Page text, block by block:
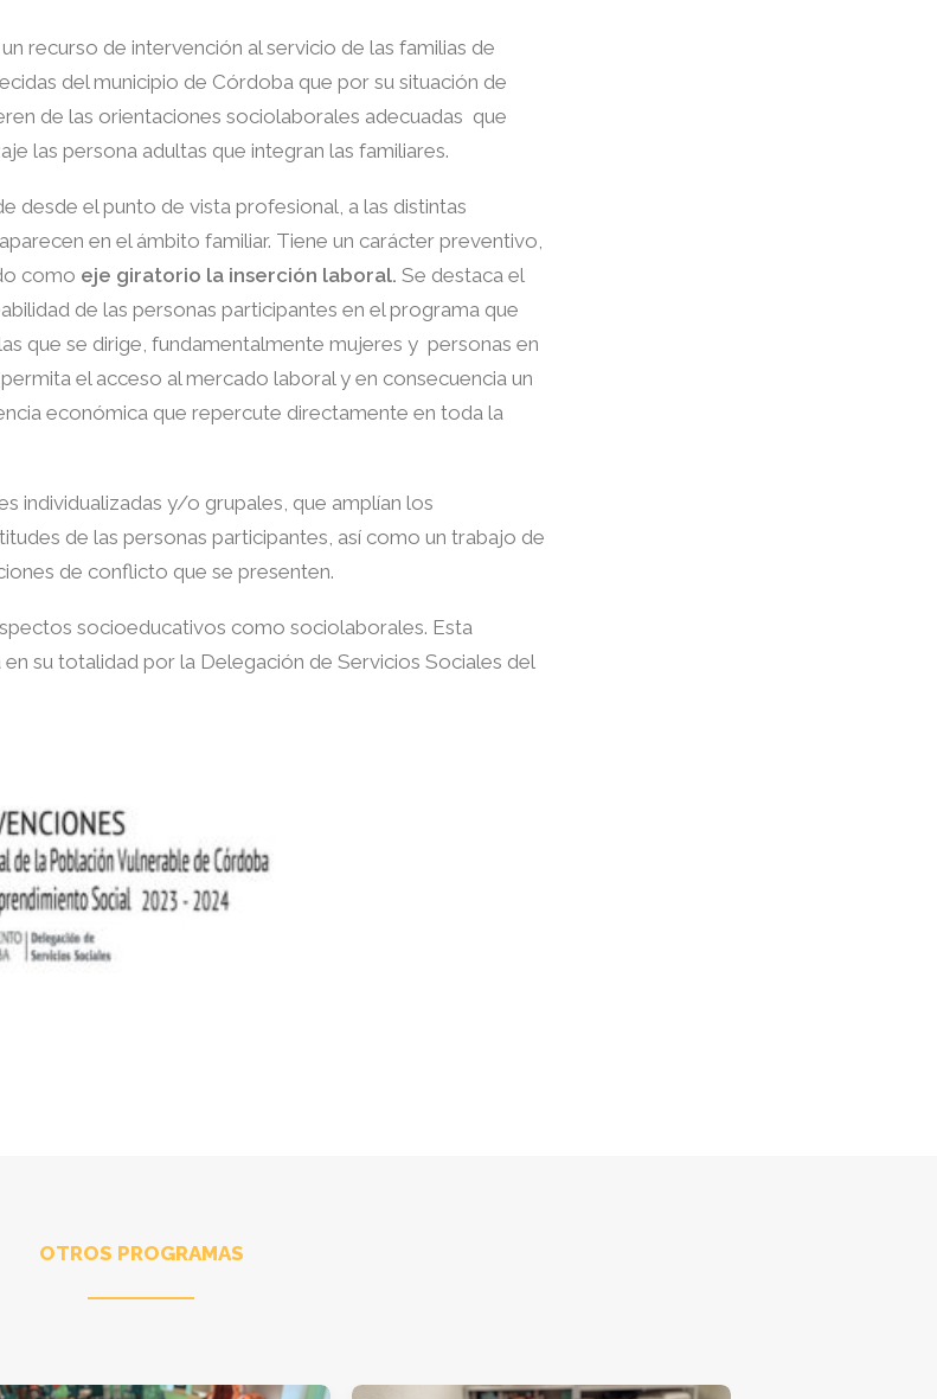
recurso de intervención al servicio de las familias de
del municipio de Córdoba que por su situación de
de las orientaciones sociolaborales adecuadas que
las persona adultas que integran las familiares.
desde el punto de vista profesional, a las distintas
en el ámbito familiar. Tiene un carácter preventivo,
como eje giratorio la inserción laboral. Se destaca el
de las personas participantes en el programa que
que se dirige, fundamentalmente mujeres y personas en
el acceso al mercado laboral y en consecuencia un
económica que repercute directamente en toda la
individualizadas y/o grupales, que amplían los
de las personas participantes, así como un trabajo de
de conflicto que se presenten.
socioeducativos como sociolaborales. Esta
su totalidad por la Delegación de Servicios Sociales del
OTROS PROGRAMAS